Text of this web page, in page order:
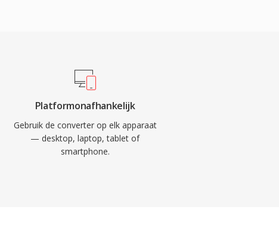
Platformonafhankelijk
Gebruik de converter op elk apparaat
— desktop, laptop, tablet of
smartphone.